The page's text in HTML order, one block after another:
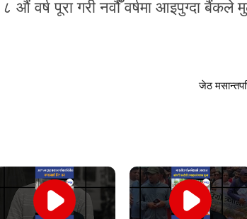
औं वर्ष पूरा गरी नवौंँ वर्षमा आइपुग्दा
जेठ